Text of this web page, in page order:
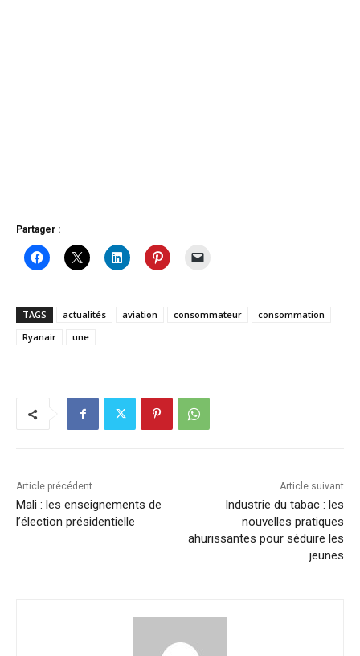
Partager :
TAGS actualités aviation consommateur
consommation
Ryanair
une
Article précédent
Mali : les enseignements de
l’élection présidentielle
Article suivant
Industrie du tabac : les
nouvelles pratiques
ahurissantes pour séduire les
jeunes